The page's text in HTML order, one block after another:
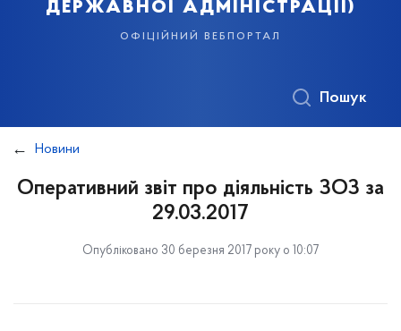
державної адміністрації)
офіційний вебпортал
Пошук
Новини
Оперативний звіт про діяльність ЗОЗ за
29.03.2017
Опубліковано 30 березня 2017 року о 10:07